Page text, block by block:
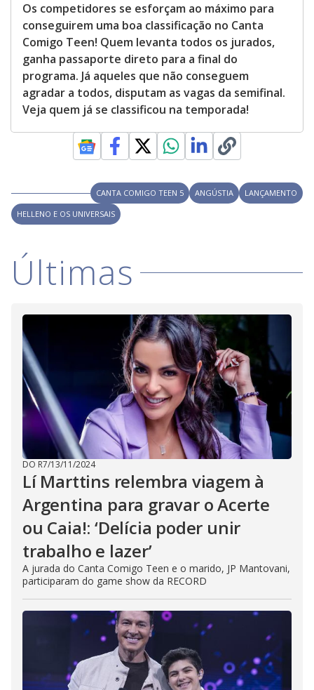
Os competidores se esforçam ao máximo para
conseguirem uma boa classificação no Canta
Comigo Teen! Quem levanta todos os jurados,
ganha passaporte direto para a final do
programa. Já aqueles que não conseguem
agradar a todos, disputam as vagas da semifinal.
Veja quem já se classificou na temporada!
CANTA COMIGO TEEN 5 ANGÚSTIA
LANÇAMENTO
HELLENO E OS UNIVERSAIS
Últimas
DO R7/13/11/2024
Lí Marttins relembra viagem à
Argentina para gravar o Acerte
ou Caia!: ‘Delícia poder unir
trabalho e lazer’
A jurada do Canta Comigo Teen e o marido, JP Mantovani,
participaram do game show da RECORD